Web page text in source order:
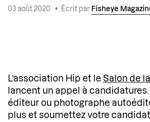
03 août 2020 • Écrit par Fisheye
L’association Hip et le Salon de
lancent un appel à
éditeur ou photographe
plus et soumettez votre